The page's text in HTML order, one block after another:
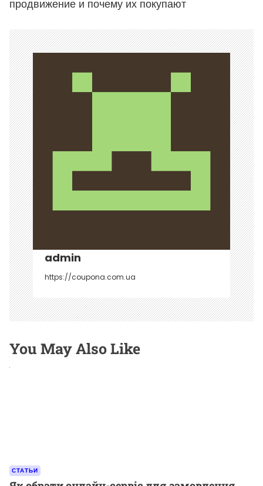
г
а
ц
и
я
п
о
з
а
п
и
с
я
м
продвижение и почему их покупают
admin
https://coupona.com.ua
You May Also Like
СТАТЬИ